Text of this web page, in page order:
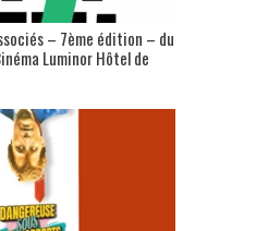
– 7ème édition – du
Luminor Hôtel de